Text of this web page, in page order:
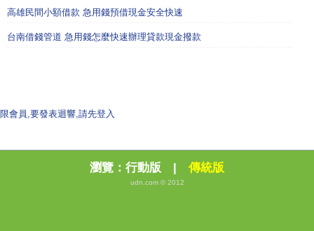
高雄民間小額借款 急用錢預借現金安全快速
台南借錢管道 急用錢怎麼快速辦理貸款現金撥款
限會員,要發表迴響,請先登入
瀏覽： 行動版 | 傳統版
udn.com © 2012